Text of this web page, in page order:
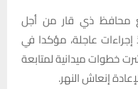
محافظ ذي قار من أجل
إجراءات عاجلة، مؤكدا في
خطوات ميدانية لمتابعة
إنعاش النهر.